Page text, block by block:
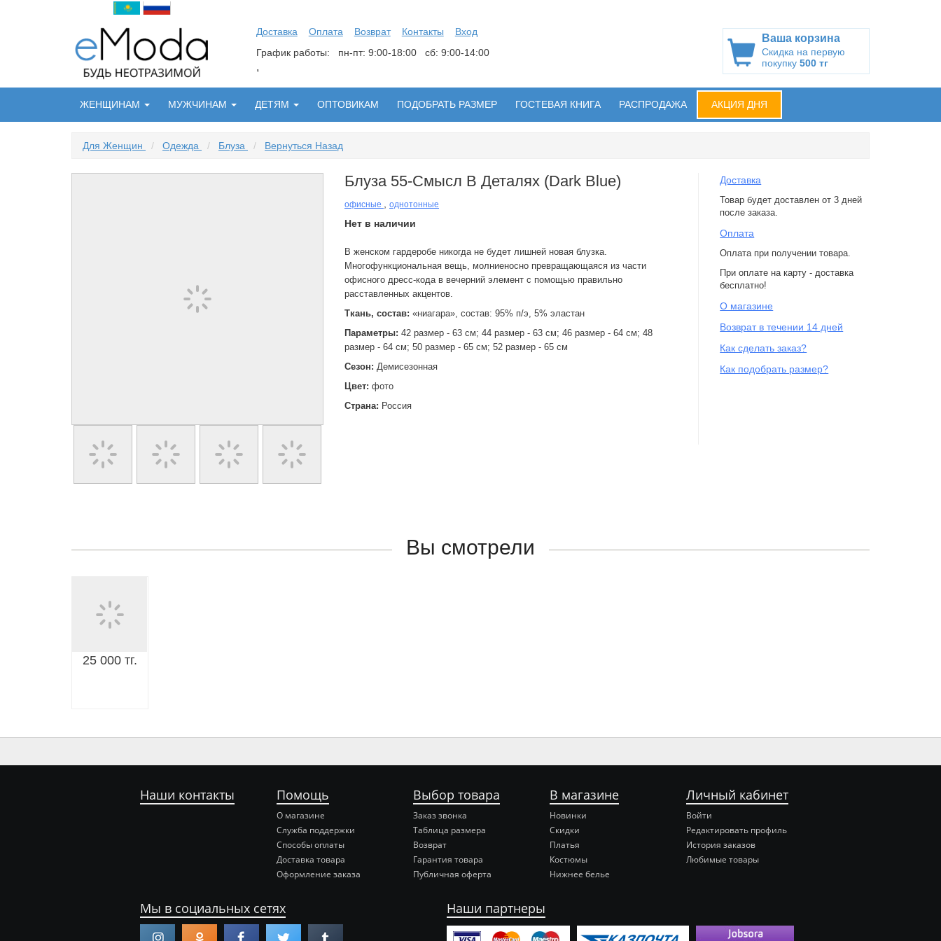
Доставка Оплата Возврат Контакты
Вход
График работы: пн-пт: 9:00-18:00 сб: 9:00-14:00
,
Ваша корзина
Скидка на первую
покупку 500 тг
ЖЕНЩИНАМ МУЖЧИНАМ ДЕТЯМ ОПТОВИКАМ ПОДОБРАТЬ РАЗМЕР ГОСТЕВАЯ КНИГА РАСПРОДАЖА АКЦИЯ ДНЯ
Для Женщин / Одежда / Блуза / Вернуться Назад
Блуза 55-Смысл В Деталях (dark Blue)
офисные однотонные
Нет в наличии
В женском гардеробе никогда не будет лишней новая блузка.
Многофункциональная вещь, молниеносно превращающаяся из части
офисного дресс-кода в вечерний элемент с помощью правильно
расставленных акцентов.
Ткань, состав: «ниагара», состав: 95% п/э, 5% эластан
Параметры: 42 размер - 63 см; 44 размер - 63 см; 46 размер - 64 см; 48
размер - 64 см; 50 размер - 65 см; 52 размер - 65 см
Сезон: Демисезонная
Цвет: фото
Страна: Россия
Доставка
Товар будет доставлен от 3 дней
после заказа.
Оплата
Оплата при получении товара.
При оплате на карту - доставка
бесплатно!
О магазине
Возврат в течении 14 дней
Как сделать заказ?
Как подобрать размер?
Вы смотрели
25 000 тг.
Наши контакты Помощь
О магазине
Служба поддержки
Способы оплаты
Доставка товара
Оформление заказа
Выбор товара
Заказ звонка
Таблица размера
Возврат
Гарантия товара
Публичная оферта
В магазине
Новинки
Скидки
Платья
Костюмы
Нижнее белье
Личный кабинет
Войти
Редактировать профиль
История заказов
Любимые товары
Мы в социальных сетях Наши партнеры